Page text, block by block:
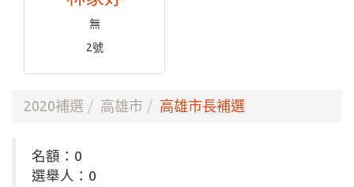
無
2號
2020補選 高雄市 高雄市長補選
名額：0
選舉人：0